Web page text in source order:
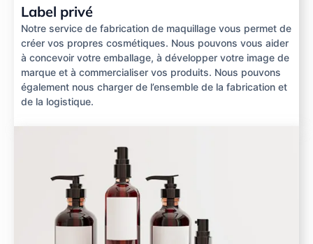
Label privé
Notre service de fabrication de maquillage vous permet de
créer vos propres cosmétiques. Nous pouvons vous aider
à concevoir votre emballage, à développer votre image de
marque et à commercialiser vos produits. Nous pouvons
également nous charger de l’ensemble de la fabrication et
de la logistique.